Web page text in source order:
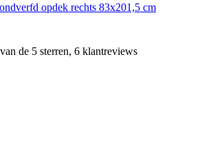
opdek rechts 83x201,5 cm
de 5 sterren, 6 klantreviews